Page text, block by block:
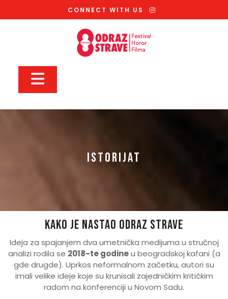
CONNECT WITH US
Open
ISTORIJAT
KAKO JE NASTAO ODRAZ STRAVE
Ideja za spajanjem dva umetnička medijuma u stručnoj
analizi rodila se 2018-te godineu beogradskoj kafani (a
gde drugde). Uprkos neformalnom začetku, autori su
imali velike ideje koje su krunisali zajedničkim kritičkim
radom na konferenciji u Novom Sadu.